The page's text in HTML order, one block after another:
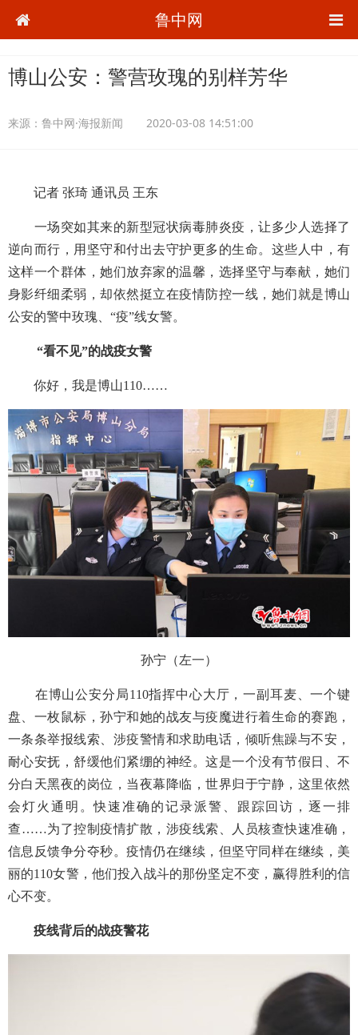
鲁中网
博山公安：警营玫瑰的别样芳华
来源： 鲁中网·海报新闻 2020-03-08 14:51:00
记者 张琦 通讯员 王东
一场突如其来的新型冠状病毒肺炎疫，让多少人选择了
逆向而行，用坚守和付出去守护更多的生命。这些人中，有
这样一个群体，她们放弃家的温馨，选择坚守与奉献，她们
身影纤细柔弱，却依然挺立在疫情防控一线，她们就是博山
公安的警中玫瑰、 “疫”线女警。
“看不见”的战疫女警
你好，我是博山110……
孙宁（左一）
在博山公安分局110指挥中心大厅，一副耳麦、一个键
盘、一枚鼠标，孙宁和她的战友与疫魔进行着生命的赛跑，
一条条举报线索、涉疫警情和求助电话，倾听焦躁与不安，
耐心安抚，舒缓他们紧绷的神经。这是一个没有节假日、不
分白天黑夜的岗位，当夜幕降临，世界归于宁静，这里依然
会灯火通明。快速准确的记录派警、跟踪回访，逐一排
查……为了控制疫情扩散，涉疫线索、人员核查快速准确，
信息反馈争分夺秒。疫情仍在继续，但坚守同样在继续，美
丽的110女警，他们投入战斗的那份坚定不变，赢得胜利的信
心不变。
疫线背后的战疫警花